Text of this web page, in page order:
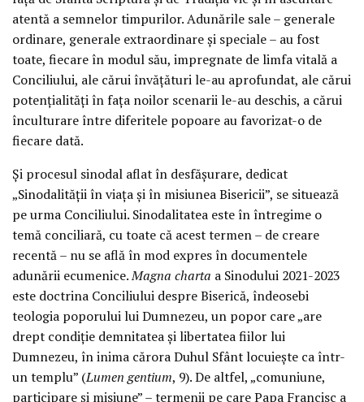
atentă a semnelor timpurilor. Adunările sale – generale
ordinare, generale extraordinare și speciale – au fost
toate, fiecare în modul său, impregnate de limfa vitală a
Conciliului, ale cărui învățături le-au aprofundat, ale cărui
potențialități în fața noilor scenarii le-au deschis, a cărui
înculturare între diferitele popoare au favorizat-o de
fiecare dată.
Și procesul sinodal aflat în desfășurare, dedicat
„Sinodalității în viața și în misiunea Bisericii”, se situează
pe urma Conciliului. Sinodalitatea este în întregime o
temă conciliară, cu toate că acest termen – de creare
recentă – nu se află în mod expres în documentele
adunării ecumenice.Magna charta a Sinodului 2021-2023
este doctrina Conciliului despre Biserică, îndeosebi
teologia poporului lui Dumnezeu, un popor care „are
drept condiție demnitatea și libertatea fiilor lui
Dumnezeu, în inima cărora Duhul Sfânt locuiește ca într-
un templu” (Lumen gentium, 9). De altfel, „comuniune,
participare și misiune” – termenii pe care Papa Francisc a